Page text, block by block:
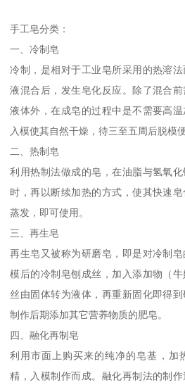
手工皂分类：
一、冷制皂
冷制，是相对于工业皂所采用的热溶
液混合后，发生皂化反应。除了混合
液体外，在成皂的过程中是不需要高
入模使其自然干燥，待三至五周后脱模
二、热制皂
利用热制法做成的皂，在油脂与氢氧
时，再以断续加热的方式，使其快速
蒸发，即可使用。
三、再生皂
再生皂又被称为研磨皂，即是对冷制
模后的冷制皂刨成丝，加入添加物（
丝由固体转为液体，再重新固化即得
制作后期添加其它营养物质的肥皂。
四、融化再制皂
利用市面上购买来的纯净的皂基，加
精，入模制作而成。融化再制法的制